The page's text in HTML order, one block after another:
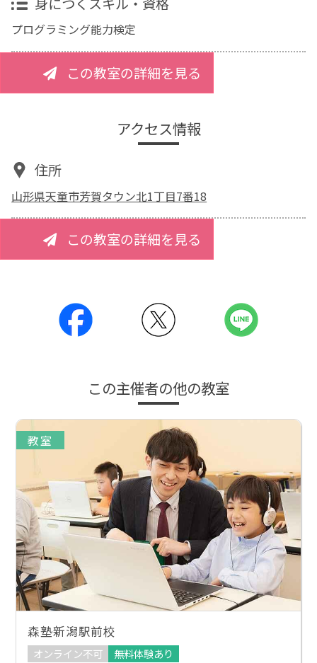
プログラミング能力検定
この教室の詳細を見る
アクセス情報
住所
山形県天童市芳賀タウン北1丁目7番18
この教室の詳細を見る
この主催者の他の教室
教室
森塾新潟駅前校
オンライン不可
無料体験あり